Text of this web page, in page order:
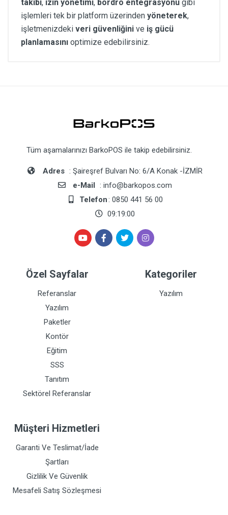
takibi, izin yönetimi, bordro entegrasyonu gibi
işlemleri tek bir platform üzerinden yöneterek,
işletmenizdeki veri güvenliğini ve iş gücü
planlamasını optimize edebilirsiniz.
Tüm aşamalarınızı BarkoPOS ile takip edebilirsiniz.
Adres : Şaireşref Bulvarı No: 6/A Konak -İZMİR
e-Mail
: info@barkopos.com
Telefon: 0850 441 56 00
09:19:00
Özel Sayfalar
Referanslar
Yazılım
Paketler
Kontör
Eğitim
SSS
Tanıtım
Sektörel Referanslar
Kategoriler
Yazılım
Müşteri Hizmetleri
Garanti Ve Teslimat/İade
Şartları
Gizlilik Ve Güvenlik
Mesafeli Satış Sözleşmesi